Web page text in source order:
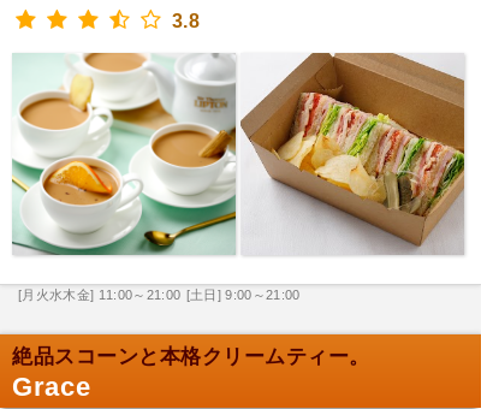
3.8
[月火水木金] 11:00～21:00 [土日] 9:00～21:00
絶品スコーンと本格クリームティー。
Grace